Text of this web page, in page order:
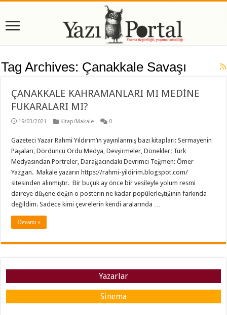
Tag Archives: Çanakkale Savaşı
ÇANAKKALE KAHRAMANLARI MI MEDİNE
FUKARALARI MI?
19/03/2021 Kitap/Makale 0
Gazeteci Yazar Rahmi Yıldırım’ın yayınlanmış bazı kitapları: Sermayenin
Paşaları, Dördüncü Ordu Medya, Devşirmeler, Dönekler: Türk
Medyasından Portreler, Darağacındaki Devrimci Teğmen: Ömer
Yazgan. Makale yazarın https://rahmi-yildirim.blogspot.com/
sitesinden alınmıştır. Bir buçuk ay önce bir vesileyle yolum resmi
daireye düşene değin o posterin ne kadar popülerleştiğinin farkında
değildim. Sadece kimi çevrelerin kendi aralarında …
Devamı »
Yazarlar
Sinema